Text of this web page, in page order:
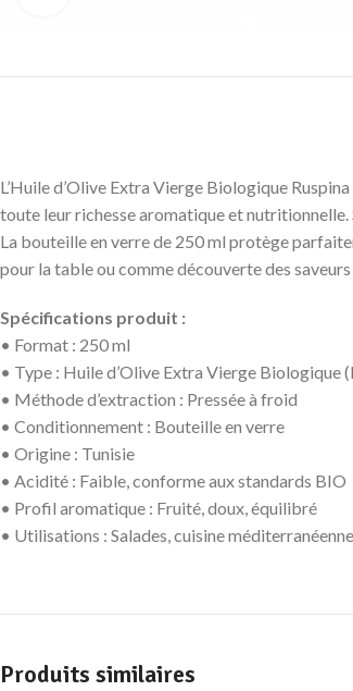
L’Huile d’Olive Extra Vierge Biologique
toute leur richesse aromatique et
La bouteille en verre de 250 ml protège
pour la table ou comme découverte des
Spécifications produit :
• Format : 250 ml
• Type : Huile d’Olive Extra Vierge Biologique
• Méthode d’extraction : Pressée à froid
• Conditionnement : Bouteille en verre
• Origine : Tunisie
• Acidité : Faible, conforme aux standards BIO
• Profil aromatique : Fruité, doux, équilibré
• Utilisations : Salades, cuisine
Produits similaires